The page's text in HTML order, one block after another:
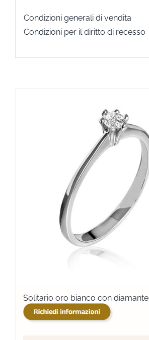
Condizioni generali di vendita
Condizioni per il diritto di recesso
Solitario oro bianco con diamante